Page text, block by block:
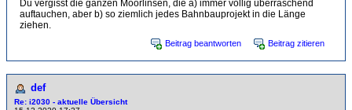
Du vergisst die ganzen Moorlinsen, die a) immer völlig überraschend
auftauchen, aber b) so ziemlich jedes Bahnbauprojekt in die Länge
ziehen.
Beitrag beantworten Beitrag zitieren
def
Re: i2030 - aktuelle Übersicht